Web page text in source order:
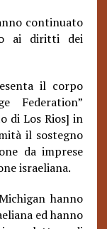
continuato
ai diritti dei
il corpo
Federation”
di Los Rios] in
il sostegno
da imprese
israeliana.
hanno
ed hanno